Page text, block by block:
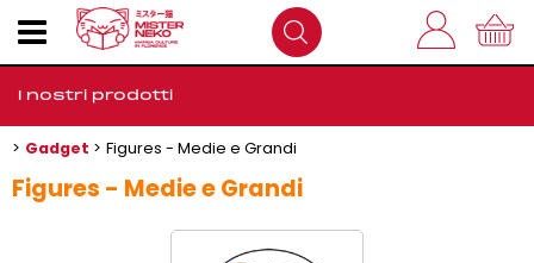
Home
I nostri prodotti
Gadget Figures - Medie e Grandi
Figures - Medie e Grandi